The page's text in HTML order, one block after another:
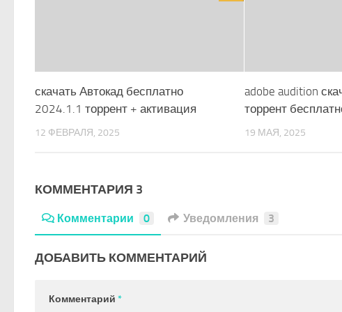
скачать Автокад бесплатно
2024.1.1 торрент + активация
12 ФЕВРАЛЯ, 2025
adobe audition
торрент
19 МАЯ, 2025
КОММЕНТАРИЯ 3
Комментарии 0 Уведомления 3
ДОБАВИТЬ КОММЕНТАРИЙ
Комментарий *